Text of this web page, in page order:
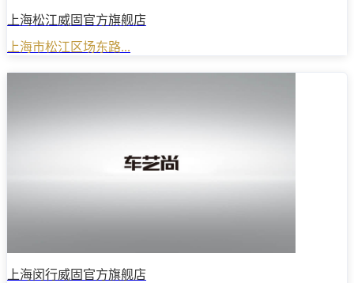
上海松江威固官方旗舰店
上海市松江区场东路...
上海闵行威固官方旗舰店